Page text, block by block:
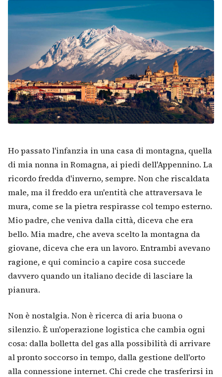
Ho passato l'infanzia in una casa di montagna, quella
di mia nonna in Romagna, ai piedi dell'Appennino. La
ricordo fredda d'inverno, sempre. Non che riscaldata
male, ma il freddo era un'entità che attraversava le
mura, come se la pietra respirasse col tempo esterno.
Mio padre, che veniva dalla città, diceva che era
bello. Mia madre, che aveva scelto la montagna da
giovane, diceva che era un lavoro. Entrambi avevano
ragione, e qui comincio a capire cosa succede
davvero quando un italiano decide di lasciare la
pianura.
Non è nostalgia. Non è ricerca di aria buona o
silenzio. È un'operazione logistica che cambia ogni
cosa: dalla bolletta del gas alla possibilità di arrivare
al pronto soccorso in tempo, dalla gestione dell'orto
alla connessione internet. Chi crede che trasferirsi in